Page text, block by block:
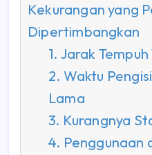
Kekurangan yang
Dipertimbangkan
1. Jarak
2. Waktu
Lama
3. Kurangnya
4. Penggunaan